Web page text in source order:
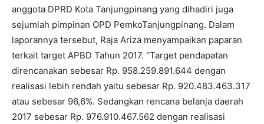
anggota DPRD Kota Tanjungpinang yang dihadiri juga
sejumlah pimpinan OPD PemkoTanjungpinang. Dalam
laporannya tersebut, Raja Ariza menyampaikan paparan
terkait target APBD Tahun 2017. “Target pendapatan
direncanakan sebesar Rp. 958.259.891.644 dengan
realisasi lebih rendah yaitu sebesar Rp. 920.483.463.317
atau sebesar 96,6%. Sedangkan rencana belanja daerah
2017 sebesar Rp. 976.910.467.562 dengan realisasi